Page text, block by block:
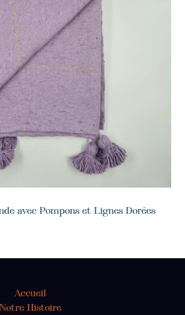
avec Pompons et Lignes Dorées
Accueil
Notre Histoire